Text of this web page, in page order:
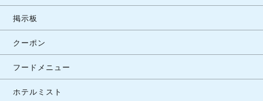
掲示板
クーポン
フードメニュー
ホテルミスト